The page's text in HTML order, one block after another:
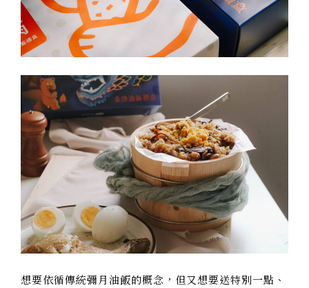
想要依循傳統彌月油飯的概念，但又想要送特別一點、